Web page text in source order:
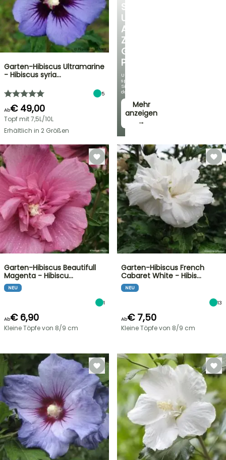
SIE
UNSERE
AUSWAHL
ZU
GÜNSTIGEN
PREISEN
Und
sparen
Sie
dabei!
Mehr
anzeigen
→
Garten-Hibiscus Ultramarine
- Hibiscus syria…
5
Ab€ 49,00
Topf mit 7,5L/10L
Erhältlich in 2 Größen
Garten-Hibiscus Beautifull
Magenta - Hibiscu…
NEU
1
Ab€ 6,90
Kleine Töpfe von 8/9 cm
Garten-Hibiscus French
Cabaret White - Hibis…
NEU
13
Ab€ 7,50
Kleine Töpfe von 8/9 cm